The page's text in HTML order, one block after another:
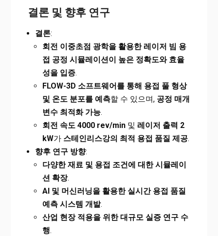
결론 및 향후 연구
결론:
회전 이중초점 광학을 활용한 레이저 빔 용
접 공정 시뮬레이션이 높은 정확도와 효율
성을 입증.
FLOW-3D 소프트웨어를 통해 용접 풀 형상
및 온도 분포를 예측할 수 있으며, 공정 매개
변수 최적화 가능.
회전 속도 4000 rev/min및 레이저 출력 2
kW가 스테인리스강의 최적 용접 품질 제공.
향후 연구 방향:
다양한 재료 및 용접 조건에 대한 시뮬레이
션 확장.
AI 및 머신러닝을 활용한 실시간 용접 품질
예측 시스템 개발.
산업 현장 적용을 위한 대규모 실증 연구 수
행.